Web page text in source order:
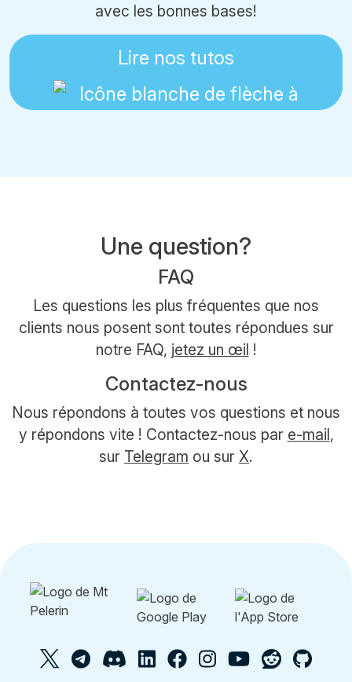
avec les bonnes bases!
Lire nos tutos
Une question?
FAQ
Les questions les plus fréquentes que nos
clients nous posent sont toutes répondues sur
notre FAQ, jetez un œil !
Contactez-nous
Nous répondons à toutes vos questions et nous
y répondons vite ! Contactez-nous par e-mail,
sur Telegram ou sur X.